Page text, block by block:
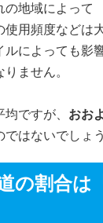
の地域によって
用頻度などは
によっても影
ません。
ですが、 おお
はないでしょう
の割合は